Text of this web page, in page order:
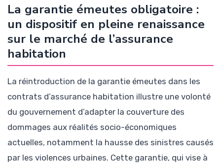
La garantie émeutes obligatoire :
un dispositif en pleine renaissance
sur le marché de l’assurance
habitation
La réintroduction de la garantie émeutes dans les
contrats d’assurance habitation illustre une volonté
du gouvernement d’adapter la couverture des
dommages aux réalités socio-économiques
actuelles, notamment la hausse des sinistres causés
par les violences urbaines. Cette garantie, qui vise à